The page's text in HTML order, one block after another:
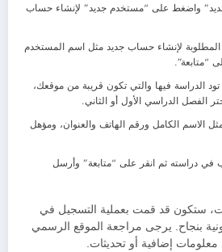
واضغط على “مستخدم جديد” لإنشاء حساب
المطلوبة لإنشاء حساب جديد مثل اسم المستخدم
“متابعة”.
الدراسة فيها والتي تكون قريبة من موقعك،
الفصل الدراسي الأول أو الثاني.
الاسم الكامل ورقم الهاتف والعنوان، ومؤهل
دراسته ثم انقر على “متابعة” وأرسل
ستكون قد قمت بعملية التسجيل في
بنجاح. يرجى مراجعة الموقع الرسمي
إضافية أو تحديثات.